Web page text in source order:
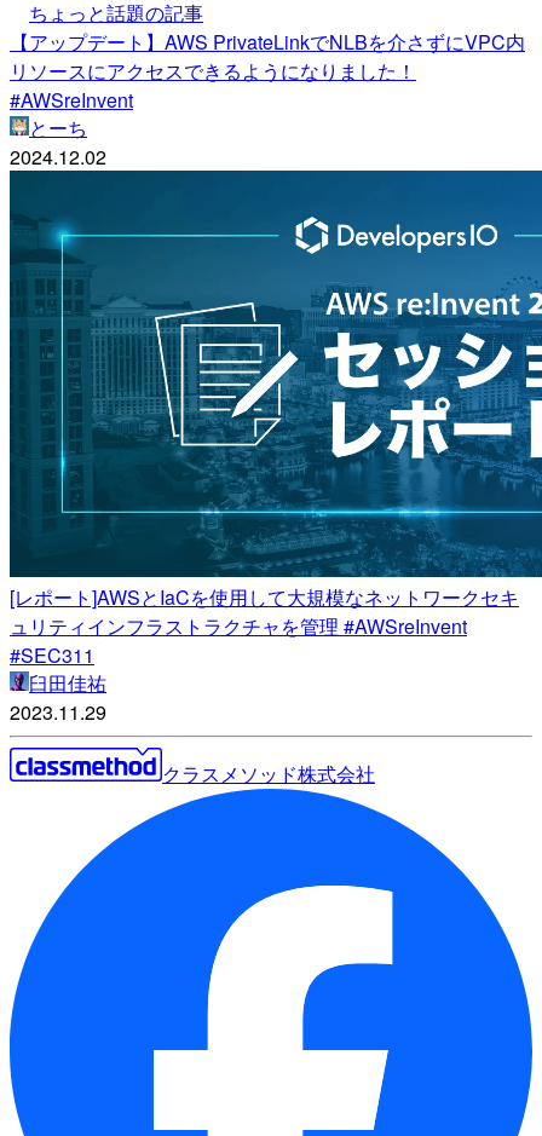
ちょっと話題の記事
【アップデート】AWS PrivateLinkでNLBを介さずにVPC内
リソースにアクセスできるようになりました！
#AWSreInvent
とーち
2024.12.02
[レポート]AWSとIaCを使用して大規模なネットワークセキ
ュリティインフラストラクチャを管理 #AWSreInvent
#SEC311
臼田佳祐
2023.11.29
クラスメソッド株式会社